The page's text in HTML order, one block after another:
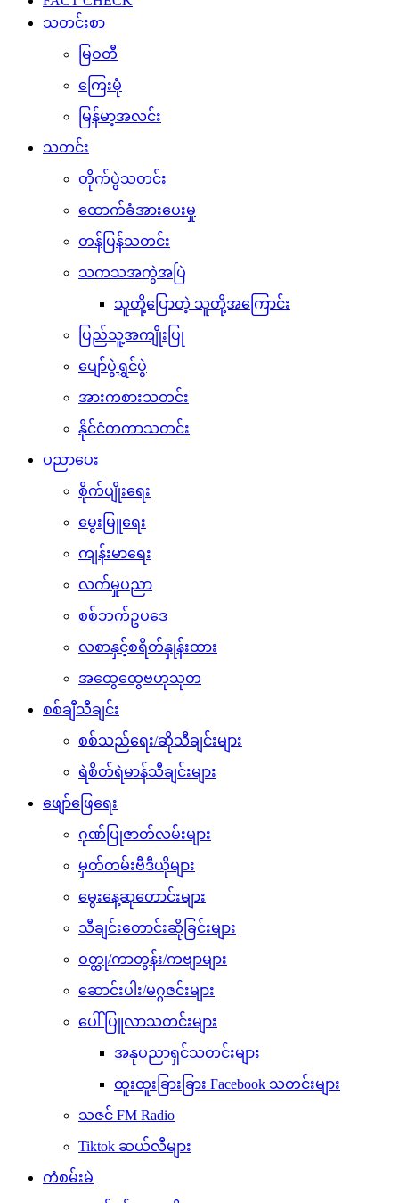
သတင်းစာ
မြဝတီ
ကြေးမုံ
မြန်မာ့အလင်း
သတင်း
တိုက်ပွဲသတင်း
ထောက်ခံအားပေးမှု
တန်ပြန်သတင်း
သကသအကွဲအပြဲ
သူတို့ပြောတဲ့ သူတို့အကြောင်း
ပြည်သူ့အကျိုးပြု
ပျော်ပွဲရွှင်ပွဲ
အားကစားသတင်း
နိုင်ငံတကာသတင်း
ပညာပေး
စိုက်ပျိုးရေး
မွေးမြူရေး
ကျန်းမာရေး
လက်မှုပညာ
စစ်ဘက်ဥပဒေ
လစာနှင့်စရိတ်နှုန်းထား
အထွေထွေဗဟုသုတ
စစ်ချီသီချင်း
စစ်သည်ရေး/ဆိုသီချင်းများ
ရဲစိတ်ရဲမာန်သီချင်းများ
ဖျော်ဖြေရေး
ဂုဏ်ပြုဇာတ်လမ်းများ
မှတ်တမ်းဗီဒီယိုများ
မွေးနေ့ဆုတောင်းများ
သီချင်းတောင်းဆိုခြင်းများ
ဝတ္ထု/ကာတွန်း/ကဗျာများ
ဆောင်းပါး/မဂ္ဂဇင်းများ
ပေါ်ပြူလာသတင်းများ
အနုပညာရှင်သတင်းများ
ထူးထူးခြားခြား Facebook သတင်းများ
သဇင် FM Radio
Tiktok ဆယ်လီများ
ကံစမ်းမဲ